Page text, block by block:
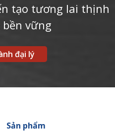
tạo tương lai thịnh
vững
đại lý
Sản phẩm